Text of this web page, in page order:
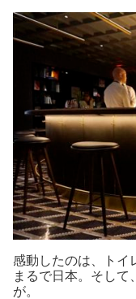
感動したのは、トイ
まるで日本。そして
が。